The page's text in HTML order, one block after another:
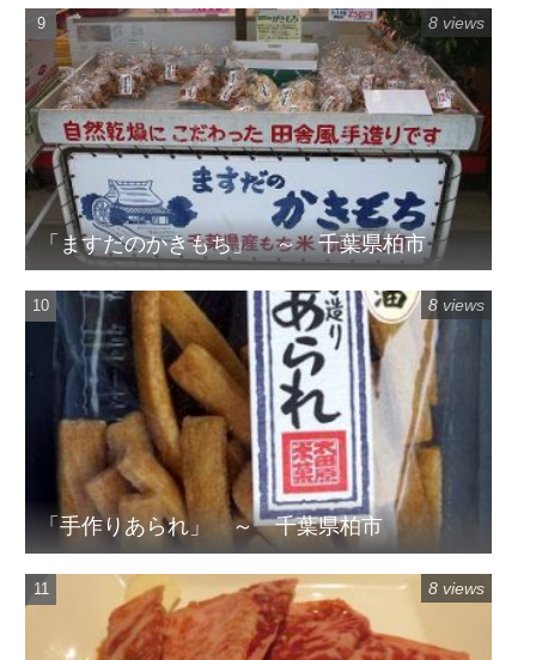
「ますだのかきもち」 ～ 千葉県柏市
8 views
「手作りあられ」 ～ 千葉県柏市
8 views
8 views